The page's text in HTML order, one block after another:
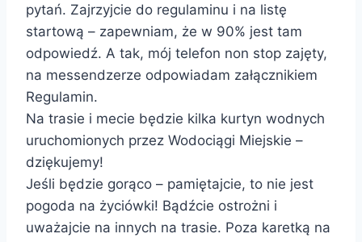
pytań. Zajrzyjcie do regulaminu i na listę
startową – zapewniam, że w 90% jest tam
odpowiedź. A tak, mój telefon non stop zajęty,
na messendzerze odpowiadam załącznikiem
Regulamin.
Na trasie i mecie będzie kilka kurtyn wodnych
uruchomionych przez Wodociągi Miejskie –
dziękujemy!
Jeśli będzie gorąco – pamiętajcie, to nie jest
pogoda na życiówki! Bądźcie ostrożni i
uważajcie na innych na trasie. Poza karetką na